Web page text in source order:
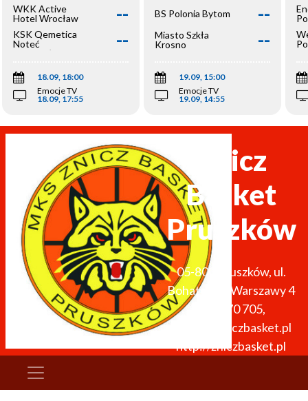
WKK Active
Hotel Wrocław
--
KSK Qemetica
Noteć
Inowrocław
--
18.09, 18:00
Emocje TV
18.09, 17:55
BS Polonia Bytom --
Miasto Szkła
Krosno
--
19.09, 15:00
Emocje TV
19.09, 14:55
Znicz
Basket
Pruszków
05-800 Pruszków, ul.
Bohaterów Warszawy 4
691 270 705,
zarzad@zniczbasket.pl
http://zniczbasket.pl